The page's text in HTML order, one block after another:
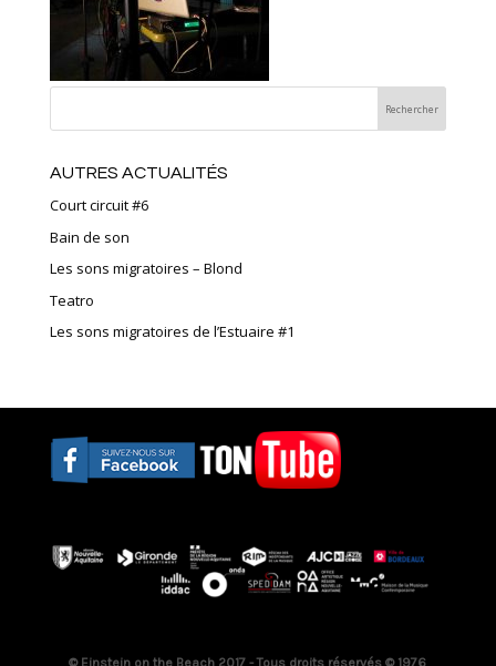
AUTRES ACTUALITÉS
Court circuit #6
Bain de son
Les sons migratoires – Blond
Teatro
Les sons migratoires de l’Estuaire #1